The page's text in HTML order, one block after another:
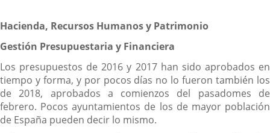
Hacienda, Recursos Humanos y Patrimonio
Gestión Presupuestaria y Financiera
Los presupuestos de 2016 y 2017 han sido aprobados en
tiempo y forma, y por pocos días no lo fueron también los
de 2018, aprobados a comienzos del pasadomes de
febrero. Pocos ayuntamientos de los de mayor población
de España pueden decir lo mismo.